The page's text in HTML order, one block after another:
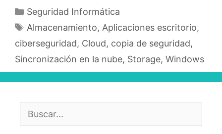
Categorías
Seguridad Informática
Etiquetas
Almacenamiento, Aplicaciones escritorio,
ciberseguridad, Cloud, copia de seguridad,
Sincronización en la nube, Storage, Windows